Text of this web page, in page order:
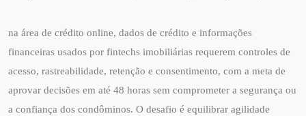
na área de crédito online, dados de crédito e informações
financeiras usados por fintechs imobiliárias requerem controles de
acesso, rastreabilidade, retenção e consentimento, com a meta de
aprovar decisões em até 48 horas sem comprometer a segurança ou
a confiança dos condôminos. O desafio é equilibrar agilidade